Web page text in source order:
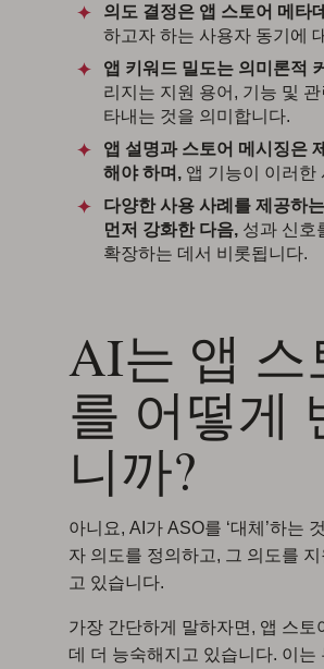
의도 결정은 앱 스토어 메타
하고자 하는 사용자 동기에
앱 키워드 밀도는 의미론적
리지는 지원 용어, 기능 및
타내는 것을 의미합니다.
앱 설명과 스토어 메시징은
해야 하며, 앱 기능이 이러한
다양한 사용 사례를 제공하
먼저 강화한 다음, 성과 신호
확장하는 데서 비롯됩니다.
AI는 앱 스
를 어떻게
니까?
아니요, AI가 ASO를 ‘대체’하는
자 의도를 정의하고, 그 의도를
고 있습니다.
가장 간단하게 말하자면, 앱 스
데 더 능숙해지고 있습니다. 이